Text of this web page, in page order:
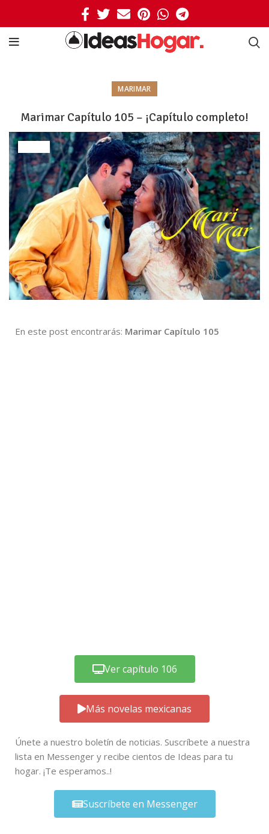
MARIMAR
Marimar Capítulo 105 – ¡Capítulo completo!
En este post encontrarás: Marimar Capítulo 105
Ver capítulo 106
Más novelas mexicanas
Únete a nuestro boletín de noticias. Suscríbete a nuestra
lista en Messenger y recibe cientos de Ideas para tu
hogar. ¡Te esperamos..!
Suscríbete en Messenger